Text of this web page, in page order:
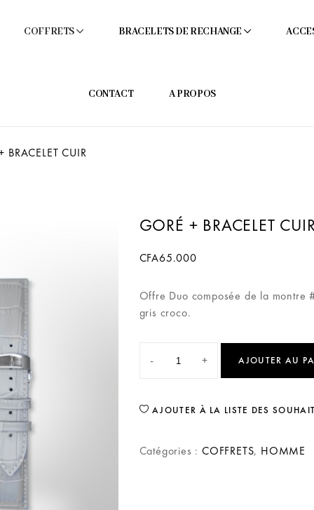
COFFRETS BRACELETS DE RECHANGE
CONTACT A PROPOS
BRACELET CUIR
GORÉ + BRACELET CUIR
CFA65.000
Offre Duo composée de la montre
gris croco.
- + AJOUTER AU
AJOUTER À LA LISTE DES
Catégories : COFFRETS, HOMME